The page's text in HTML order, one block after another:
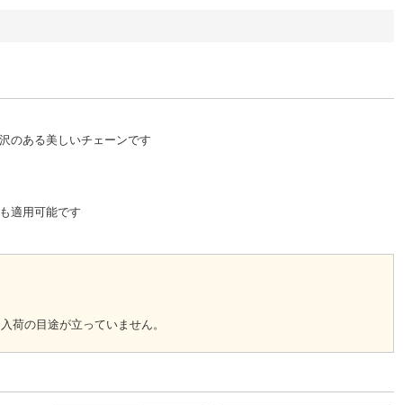
のある美しいチェーンです
適用可能です
荷の目途が立っていません。